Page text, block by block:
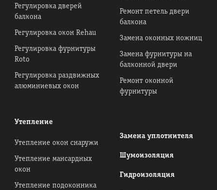
Регулировка дверей
балкона
Регулировка окон Rehau
Регулировка фурнитуры
Roto
Регулировка раздвижных
алюминиевых окон
Утепление
Утепление окон снаружи
Утепление мансардных
окон
Утепление подоконника
Ремонт петель двери
балкона
Замена оконных ножниц
Замена фурнитуры на
балконной двери
Ремонт оконной
фурнитуры
Замена уплотнителя
Шумоизоляция
Гидроизоляция